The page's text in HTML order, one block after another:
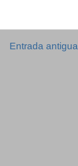
Entrada antigua